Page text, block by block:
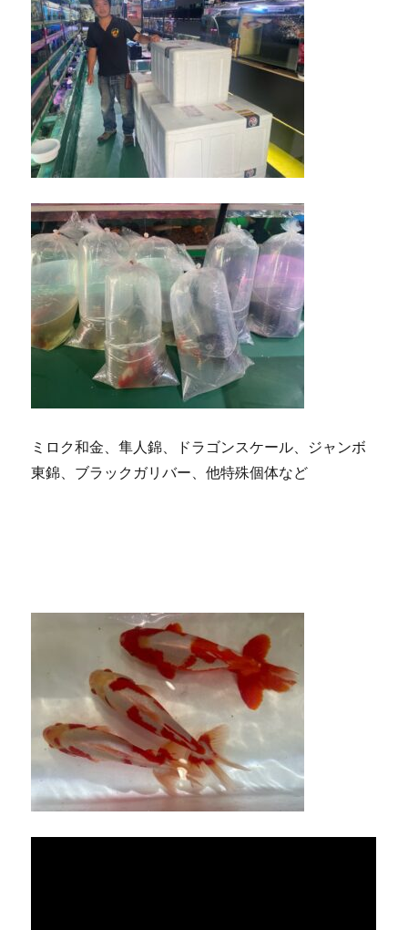
ミロク和金、隼人錦、ドラゴンスケール、ジャンボ
東錦、ブラックガリバー、他特殊個体など